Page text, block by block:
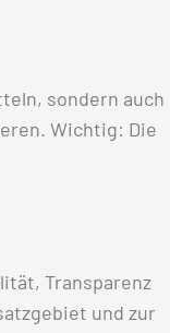
sondern auch
Wichtig: Die
Transparenz
und zur